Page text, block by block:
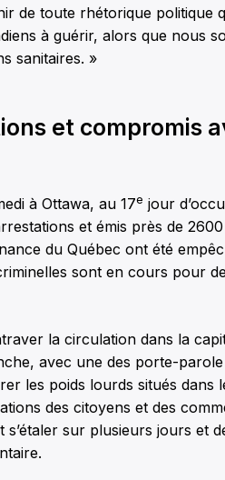
de toute rhétorique politique
à guérir, alors que nous
sanitaires. »
et compromis
à Ottawa, au 17e jour
et émis près de 2600
du Québec ont été
sont en cours pour
la circulation dans la
avec une des porte-parole
les poids lourds situés dans
des citoyens et des
sur plusieurs jours et